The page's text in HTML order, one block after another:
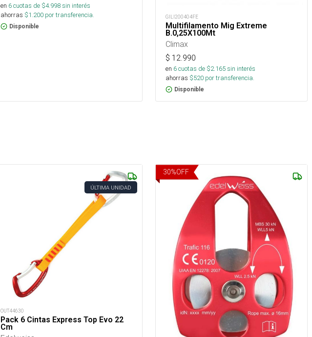
en 6cuotas de $4.998sin interés
ahorras $1.200 por transferencia.
Disponible
GILI200404FE
Multifilamento Mig Extreme
B.0,25X100Mt
Climax
$ 12.990
en 6cuotas de $2.165sin interés
ahorras $520 por transferencia.
Disponible
ÚLTIMA UNIDAD
OUT44630
Pack 6 Cintas Express Top Evo 22
Cm
30%OFF